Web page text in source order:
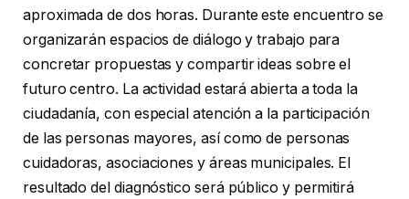
aproximada de dos horas. Durante este encuentro se
organizarán espacios de diálogo y trabajo para
concretar propuestas y compartir ideas sobre el
futuro centro. La actividad estará abierta a toda la
ciudadanía, con especial atención a la participación
de las personas mayores, así como de personas
cuidadoras, asociaciones y áreas municipales. El
resultado del diagnóstico será público y permitirá